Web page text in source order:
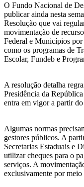
O Fundo Nacional de
publicar ainda nesta
Resolução que vai
movimentação de
Federal e Municípios
como os programas de
Escolar, Fundeb e
A resolução detalha
Presidência da
entra em vigor a partir
Algumas normas
gestores públicos. A
Secretarias Estaduais e
utilizar cheques para o
serviços. A
exclusivamente por meio